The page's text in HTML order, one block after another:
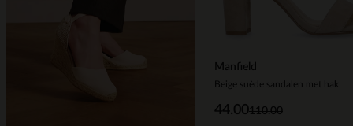
Manfield
Beige suède sandalen met hak
110.00
44.00